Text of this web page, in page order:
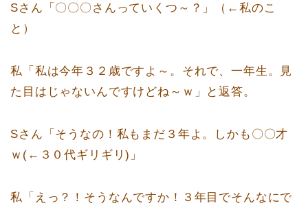
Sさん「〇〇〇さんっていくつ～？」（←私のこ
と）
私「私は今年３２歳ですよ～。それで、一年生。見
た目はじゃないんですけどね～ｗ」と返答。
Sさん「そうなの！私もまだ３年よ。しかも〇〇才
ｗ(←３０代ギリギリ)」
私「えっ？！そうなんですか！３年目でそんなにで